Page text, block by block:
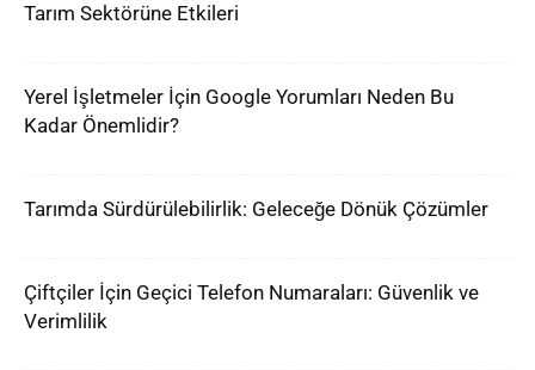
Tarım Sektörüne Etkileri
Yerel İşletmeler İçin Google Yorumları Neden Bu
Kadar Önemlidir?
Tarımda Sürdürülebilirlik: Geleceğe Dönük Çözümler
Çiftçiler İçin Geçici Telefon Numaraları: Güvenlik ve
Verimlilik